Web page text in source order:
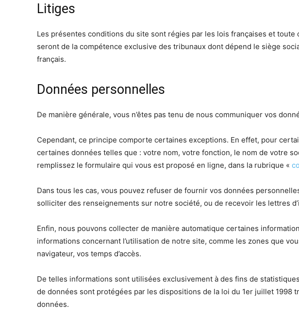
Litiges
Les présentes conditions du site sont régies par les lois françaises et
seront de la compétence exclusive des tribunaux dont dépend le siège
français.
Données personnelles
De manière générale, vous n’êtes pas tenu de nous communiquer vos
Cependant, ce principe comporte certaines exceptions. En effet, pour
certaines données telles que : votre nom, votre fonction, le nom de votre
remplissez le formulaire qui vous est proposé en ligne, dans la rubrique «
Dans tous les cas, vous pouvez refuser de fournir vos données
solliciter des renseignements sur notre société, ou de recevoir les lettres
Enfin, nous pouvons collecter de manière automatique certaines
informations concernant l’utilisation de notre site, comme les zones que
navigateur, vos temps d’accès.
De telles informations sont utilisées exclusivement à des fins de
de données sont protégées par les dispositions de la loi du 1er juillet 1998
données.